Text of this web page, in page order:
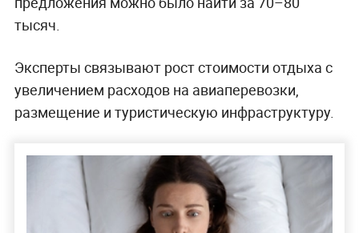
тысяч.
Эксперты связывают рост стоимости отдыха с
увеличением расходов на авиаперевозки,
размещение и туристическую инфраструктуру.